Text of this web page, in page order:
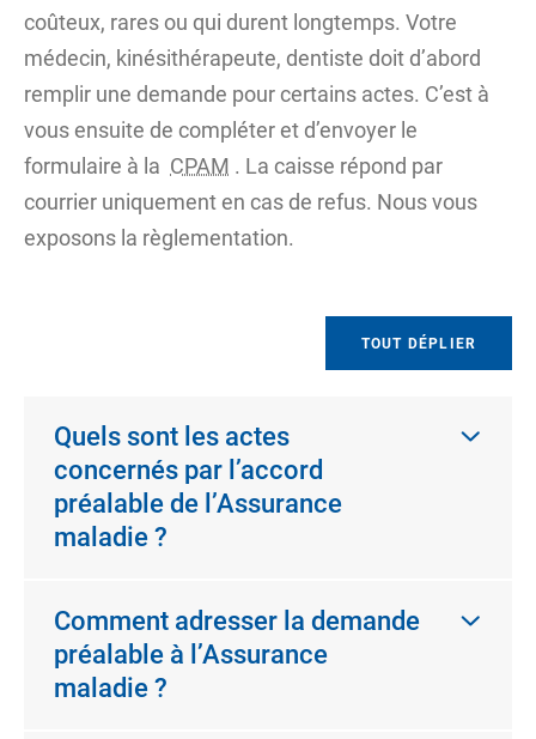
coûteux, rares ou qui durent longtemps. Votre
médecin, kinésithérapeute, dentiste doit d’abord
remplir une demande pour certains actes. C’est à
vous ensuite de compléter et d’envoyer le
formulaire à la CPAM . La caisse répond par
courrier uniquement en cas de refus. Nous vous
exposons la règlementation.
TOUT DÉPLIER
Quels sont les actes
concernés par l’accord
préalable de l’Assurance
maladie ?
Comment adresser la demande
préalable à l’Assurance
maladie ?